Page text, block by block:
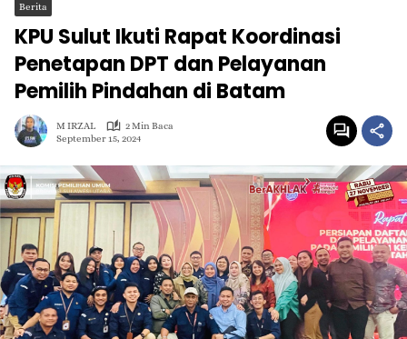
Berita
KPU Sulut Ikuti Rapat Koordinasi
Penetapan DPT dan Pelayanan
Pemilih Pindahan di Batam
M IRZAL
2 Min Baca
September 15, 2024